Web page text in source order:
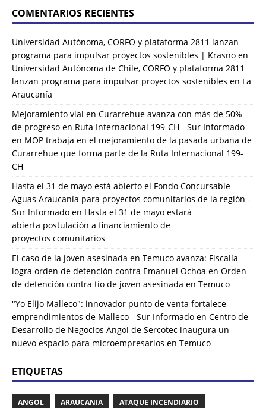
COMENTARIOS RECIENTES
Universidad Autónoma, CORFO y plataforma 2811 lanzan
programa para impulsar proyectos sostenibles | Krasno en
Universidad Autónoma de Chile, CORFO y plataforma 2811
lanzan programa para impulsar proyectos sostenibles en La
Araucanía
Mejoramiento vial en Curarrehue avanza con más de 50%
de progreso en Ruta Internacional 199-CH - Sur Informado
en MOP trabaja en el mejoramiento de la pasada urbana de
Curarrehue que forma parte de la Ruta Internacional 199-
CH
Hasta el 31 de mayo está abierto el Fondo Concursable
Aguas Araucanía para proyectos comunitarios de la región -
Sur Informado en Hasta el 31 de mayo estará
abierta postulación a financiamiento de
proyectos comunitarios
El caso de la joven asesinada en Temuco avanza: Fiscalía
logra orden de detención contra Emanuel Ochoa en Orden
de detención contra tío de joven asesinada en Temuco
"Yo Elijo Malleco": innovador punto de venta fortalece
emprendimientos de Malleco - Sur Informado en Centro de
Desarrollo de Negocios Angol de Sercotec inaugura un
nuevo espacio para microempresarios en Temuco
ETIQUETAS
ANGOL ARAUCANIA ATAQUE INCENDIARIO